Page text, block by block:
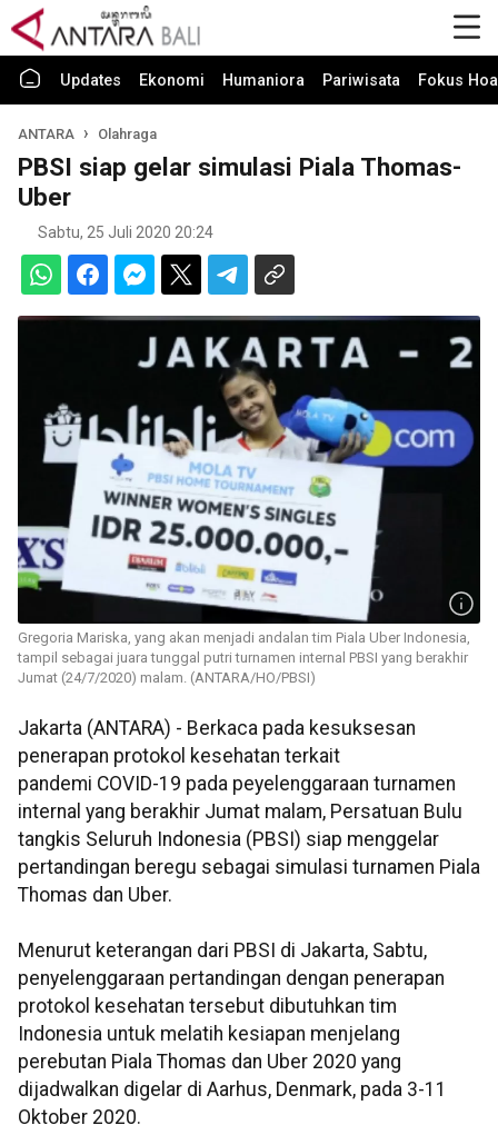
Updates Ekonomi Humaniora Pariwisata Fokus
ANTARA Olahraga
PBSI siap gelar simulasi Piala Thomas-
Uber
Sabtu, 25 Juli 2020 20:24
Gregoria Mariska, yang akan menjadi andalan tim Piala Uber Indonesia,
tampil sebagai juara tunggal putri turnamen internal PBSI yang berakhir
Jumat (24/7/2020) malam. (ANTARA/HO/PBSI)
Jakarta (ANTARA) - Berkaca pada kesuksesan
penerapan protokol kesehatan terkait
pandemi COVID-19 pada peyelenggaraan turnamen
internal yang berakhir Jumat malam, Persatuan Bulu
tangkis Seluruh Indonesia (PBSI) siap menggelar
pertandingan beregu sebagai simulasi turnamen Piala
Thomas dan Uber.
Menurut keterangan dari PBSI di Jakarta, Sabtu,
penyelenggaraan pertandingan dengan penerapan
protokol kesehatan tersebut dibutuhkan tim
Indonesia untuk melatih kesiapan menjelang
perebutan Piala Thomas dan Uber 2020 yang
dijadwalkan digelar di Aarhus, Denmark, pada 3-11
Oktober 2020.